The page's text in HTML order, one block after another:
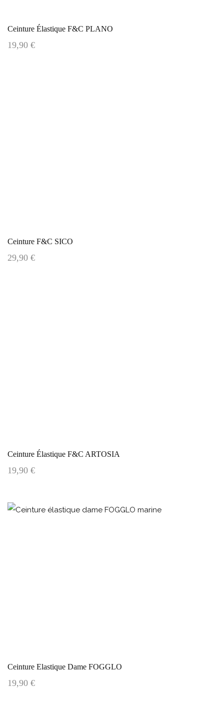
Ceinture Élastique F&C PLANO
19,90 €
Ceinture F&C SICO
29,90 €
Ceinture Élastique F&C ARTOSIA
19,90 €
Ceinture Elastique Dame FOGGLO
19,90 €